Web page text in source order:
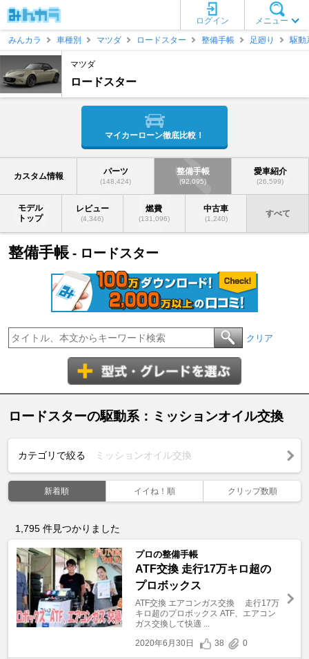
メニュー
ログイン
みんカラ
車種別 マツダ ロードスター 整備手帳 足廻り 駆動
マツダ
ロードスター
マイカーローン徹底比較！
カスタム情報 パーツ
(148,424)
整備手帳
(92,095)
愛車紹介
(26,599)
モデル
トップ
レビュー
(4,346)
燃費
(131,096)
中古車
(1,240)
すべて
整備手帳 - ロードスター
クリア
ロードスターの駆動系：ミッションオイル交換
カテゴリで絞る ミッションオイル交換
新着順 イイね！順 クリップ数順
1,795 件見つかりました
プロの整備手帳
ATF交換 走行17万キロ超の
プロボックス
ATF交換 エアコンガス交換 走行17万
キロ超のプロボックス ATF、エアコン
ガス交換して快適 ...
2020年6月30日
38 0